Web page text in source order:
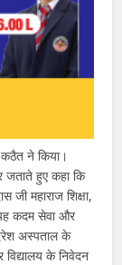
कठैत ने किया।
जताते हुए कहा कि
जी महाराज शिक्षा,
कदम सेवा और
अस्पताल के
के निवेदन